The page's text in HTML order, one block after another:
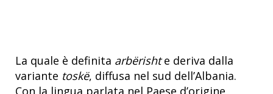
La quale è definita arbërishte deriva dalla
variante toskë, diffusa nel sud dell’Albania.
Con la lingua parlata nel Paese d’origine